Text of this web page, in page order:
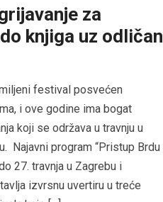
za
knjiga uz odličan
festival posvećen
i ove godine ima bogat
koji se održava u travnju u
Najavni program “Pristup Brdu
27. travnja u Zagrebu i
izvrsnu uvertiru u treće